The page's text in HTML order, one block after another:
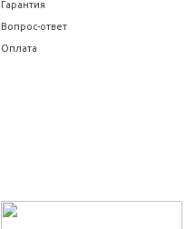
Гарантия
Вопрос-ответ
Оплата